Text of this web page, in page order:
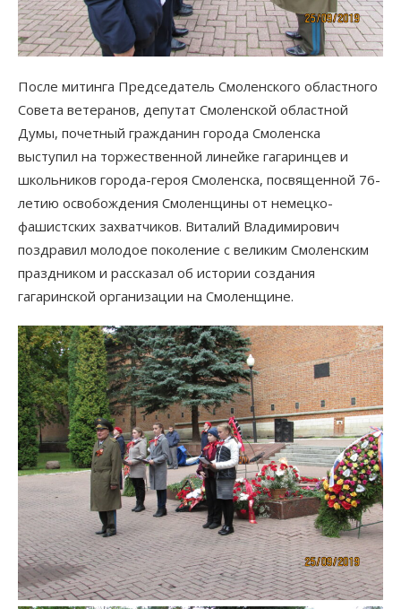
После митинга Председатель Смоленского областного
Совета ветеранов, депутат Смоленской областной
Думы, почетный гражданин города Смоленска
выступил на торжественной линейке гагаринцев и
школьников города-героя Смоленска, посвященной 76-
летию освобождения Смоленщины от немецко-
фашистских захватчиков. Виталий Владимирович
поздравил молодое поколение с великим Смоленским
праздником и рассказал об истории создания
гагаринской организации на Смоленщине.